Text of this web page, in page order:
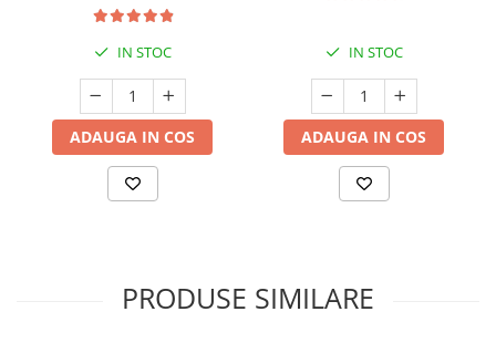
IN STOC
ADAUGA IN COS
IN STOC
ADAUGA IN COS
PRODUSE SIMILARE